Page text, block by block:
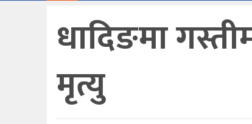
धादिङमा
मृत्यु